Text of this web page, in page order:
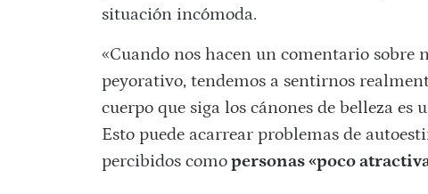
situación incómoda.
«Cuando nos hacen un comentario sobre
peyorativo, tendemos a sentirnos
cuerpo que siga los cánones de belleza
Esto puede acarrear problemas de
percibidos comopersonas «poco